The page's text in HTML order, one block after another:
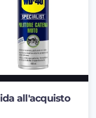
all'acquisto